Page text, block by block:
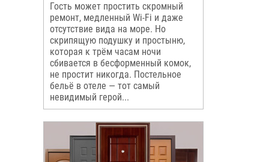
Гость может простить скромный
ремонт, медленный Wi-Fi и даже
отсутствие вида на море. Но
скрипящую подушку и простыню,
которая к трём часам ночи
сбивается в бесформенный комок,
не простит никогда. Постельное
бельё в отеле — тот самый
невидимый герой...